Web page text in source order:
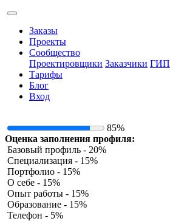
Заказы
Проекты
Сообщество
Проектировщики Заказчики ГИП
Тарифы
Блог
Вход
85%
Оценка заполнения профиля:
Базовый профиль - 20%
Специализация - 15%
Портфолио - 15%
О себе - 15%
Опыт работы - 15%
Образование - 15%
Телефон - 5%